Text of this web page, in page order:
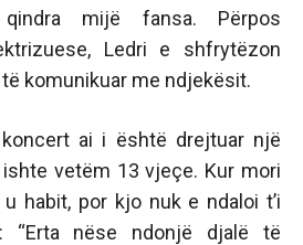
mijë fansa. Përpos
Ledri e shfrytëzon
komunikuar me ndjekësit.
ai i është drejtuar një
vetëm 13 vjeçe. Kur mori
habit, por kjo nuk e ndaloi t’i
“Erta nëse ndonjë djalë të